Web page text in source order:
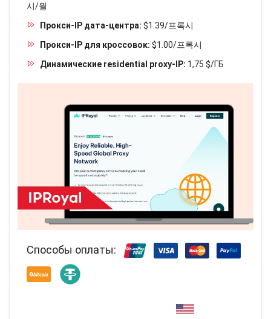
시/월
Прокси-IP дата-центра: $1.39/프록시
Прокси-IP для кроссовок: $1.00/프록시
Динамические residential proxy-IP: 1,75 $/ГБ
Способы оплаты: